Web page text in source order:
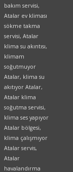
bakım servisi,
Atalar ev kliması
sökme takma
servisi, Atalar
klima su akıntısı,
klimam
soğutmuyor
Atalar, klima su
akıtıyor Atalar,
Atalar klima
soğutma servisi,
klima ses yapıyor
Atalar bölgesi,
klima çalışmıyor
Atalar servis,
Atalar
havalandırma